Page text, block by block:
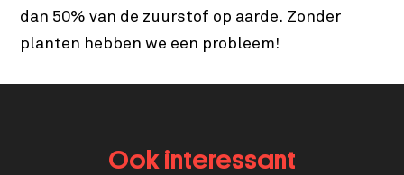
dan 50% van de zuurstof op aarde. Zonder
planten hebben we een probleem!
Ook interessant